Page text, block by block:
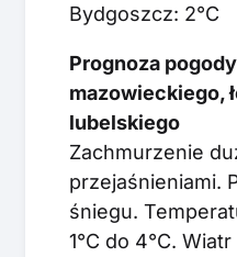
Bydgoszcz: 2°C
Prognoza
mazowieckiego,
lubelskiego
Zachmurzenie
przejaśnieniami.
śniegu.
1°C do 4°C.